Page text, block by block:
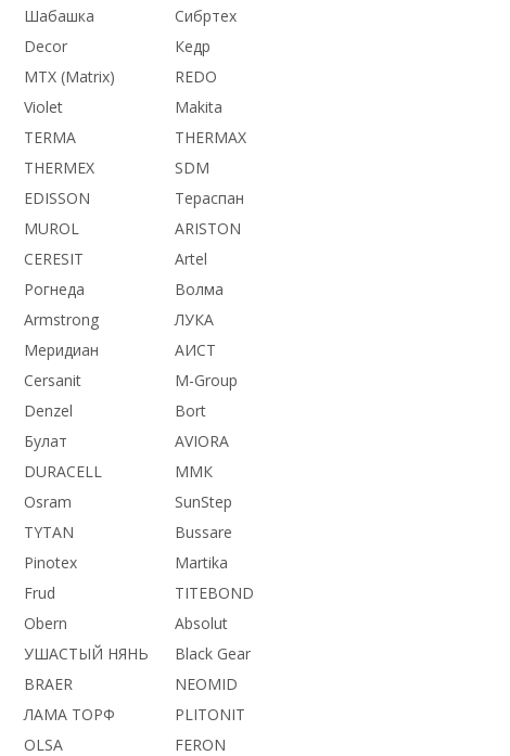
Шабашка
Сибртех
Decor
Кедр
MTX (Matrix)
REDO
Violet
Makita
TERMA
THERMАX
THERMEX
SDM
EDISSON
Тераспан
MUROL
ARISTON
CERESIT
Artel
Рогнеда
Волма
Armstrong
ЛУКА
Меридиан
АИСТ
Cersanit
M-Group
Denzel
Bort
Булат
AVIORA
DURACELL
ММК
Osram
SunStep
TYTAN
Bussare
Pinotex
Martika
Frud
TITEBOND
Obern
Absolut
УШАСТЫЙ НЯНЬ
Black Gear
BRAER
NEOMID
ЛАМА ТОРФ
PLITONIT
OLSA
FERON